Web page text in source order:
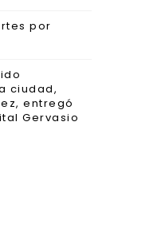
por
ciudad,
entregó
Gervasio